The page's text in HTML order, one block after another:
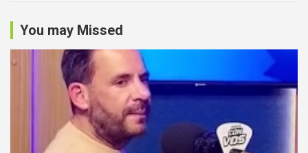
You may Missed